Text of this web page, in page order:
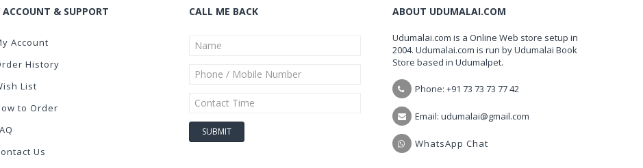
ACCOUNT & SUPPORT
Account
History
List
to Order
Us
CALL ME BACK ABOUT UDUMALAI.COM
Udumalai.com is a Online Web store setup in
2004. Udumalai.com is run by Udumalai Book
Store based in Udumalpet.
Phone: +91 73 73 73 77 42
Email: udumalai@gmail.com
WhatsApp Chat